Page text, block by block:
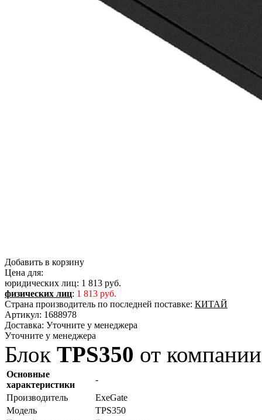
Добавить в корзину
Цена для:
юридических лиц: 1 813 руб.
физических лиц: 1 813 руб.
Страна производитель по последней поставке: КИТАЙ
Артикул: 1688978
Доставка: Уточните у менеджера
Уточните у менеджера
Блок TPS350 от
Основные
характеристики
-
Производитель
ExeGate
Модель
TPS350